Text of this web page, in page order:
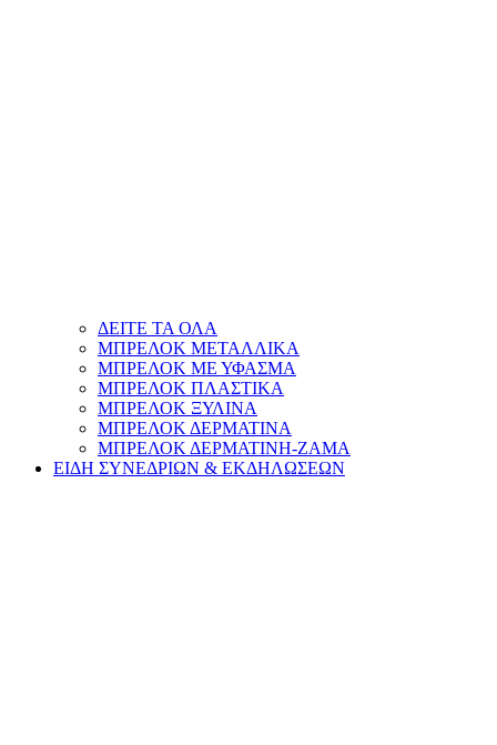
ΔΕΙΤΕ ΤΑ ΟΛΑ
ΜΠΡΕΛΟΚ ΜΕΤΑΛΛΙΚΑ
ΜΠΡΕΛΟΚ ΜΕ ΥΦΑΣΜΑ
ΜΠΡΕΛΟΚ ΠΛΑΣΤΙΚΑ
ΜΠΡΕΛΟΚ ΞΥΛΙΝΑ
ΜΠΡΕΛΟΚ ΔΕΡΜΑΤΙΝΑ
ΜΠΡΕΛΟΚ ΔΕΡΜΑΤΙΝΗ-ΖΑΜΑ
ΕΙΔΗ ΣΥΝΕΔΡΙΩΝ & ΕΚΔΗΛΩΣΕΩΝ